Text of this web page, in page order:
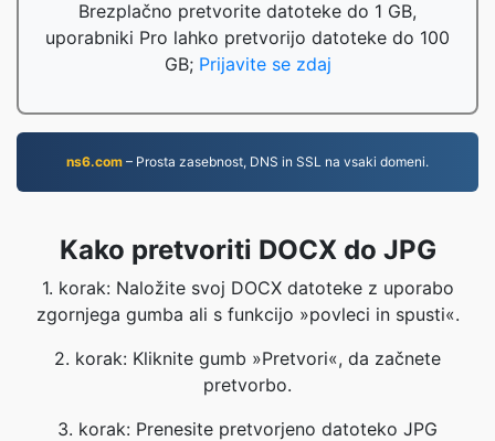
Brezplačno pretvorite datoteke do 1 GB,
uporabniki Pro lahko pretvorijo datoteke do 100
GB; Prijavite se zdaj
ns6.com – Prosta zasebnost, DNS in SSL na vsaki domeni.
Kako pretvoriti DOCX do JPG
1. korak: Naložite svoj DOCX datoteke z uporabo
zgornjega gumba ali s funkcijo »povleci in spusti«.
2. korak: Kliknite gumb »Pretvori«, da začnete
pretvorbo.
3. korak: Prenesite pretvorjeno datoteko JPG